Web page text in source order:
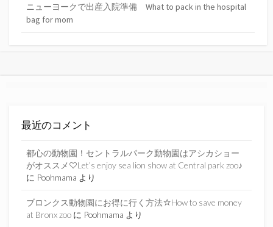
ニューヨークで出産入院準備 What to pack in the hospital
bag for mom
最近のコメント
都心の動物園！セントラルパーク動物園はアシカショー
がオススメ♡Let’s enjoy sea lion show at Central park zoo♪
に Poohmama より
ブロンクス動物園にお得に行く方法☆How to save money
at Bronx zoo に Poohmama より